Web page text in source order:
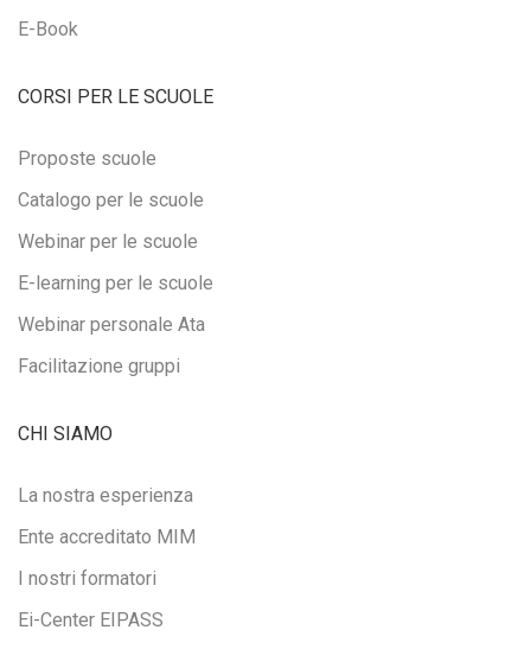
E-Book
CORSI PER LE SCUOLE
Proposte scuole
Catalogo per le scuole
Webinar per le scuole
E-learning per le scuole
Webinar personale Ata
Facilitazione gruppi
CHI SIAMO
La nostra esperienza
Ente accreditato MIM
I nostri formatori
Ei-Center EIPASS